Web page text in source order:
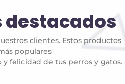
destacados
clientes. Estos productos
populares
y felicidad de tus perros y gatos.